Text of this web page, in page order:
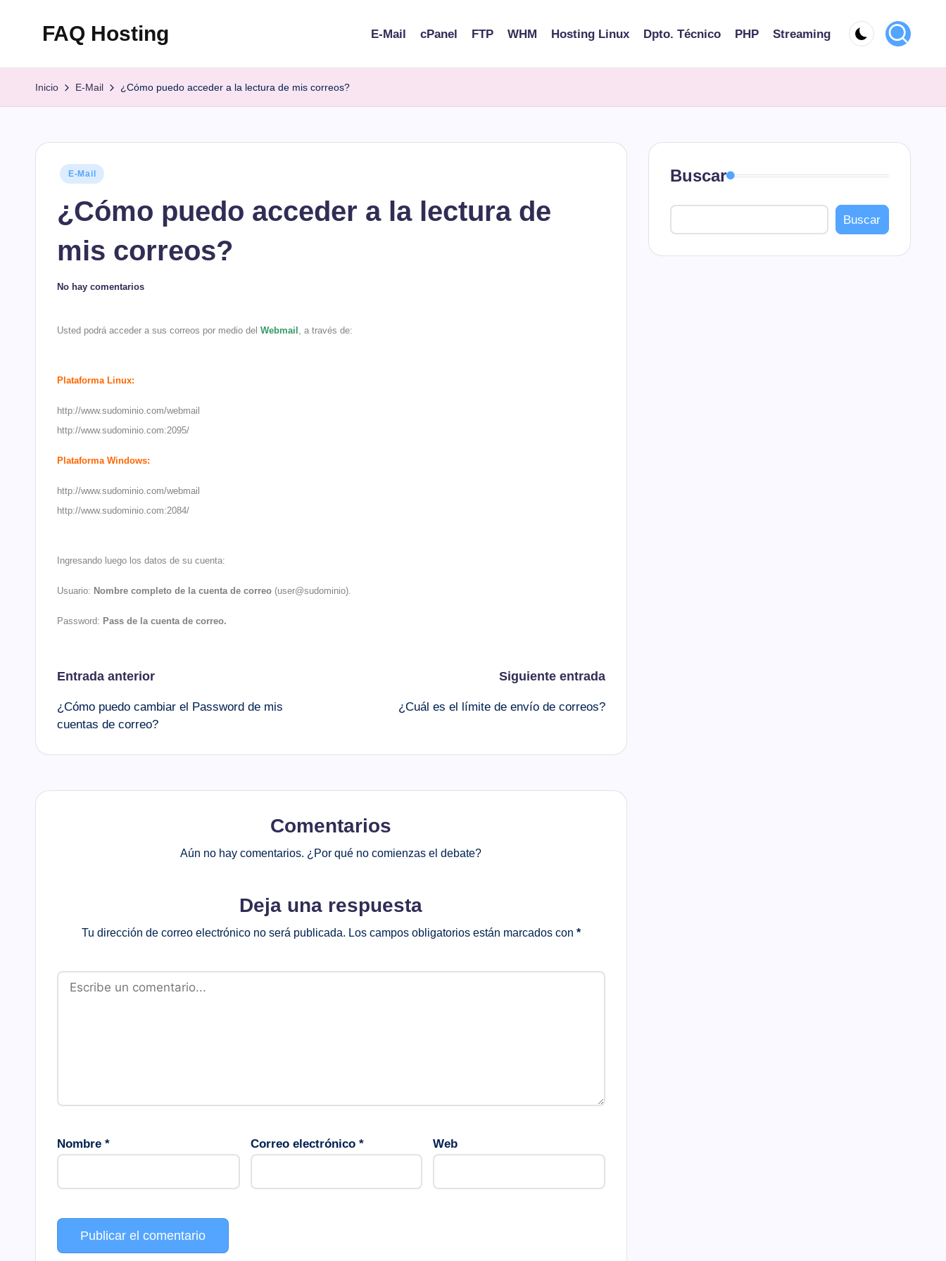
FAQ Hosting
respuestas
tus
preguntas
E-Mail cPanel FTP WHM Hosting Linux Dpto. Técnico PHP Streaming
Inicio E-Mail ¿Cómo puedo acceder a la lectura de mis correos?
Publicado
E-Mail
¿Cómo puedo acceder a la lectura de
mis correos?
No hay comentarios
Usted podrá acceder a sus correos por medio del Webmail , a través de:
Plataforma Linux:
http://www.sudominio.com/webmail
http://www.sudominio.com:2095/
Plataforma Windows:
http://www.sudominio.com/webmail
http://www.sudominio.com:2084/
Ingresando luego los datos de su cuenta:
Usuario: Nombre completo de la cuenta de correo (user@sudominio).
Password: Pass de la cuenta de correo.
Navegación
de
entradas
Entrada anterior
¿Cómo puedo cambiar el Password de mis
cuentas de correo?
Siguiente entrada
¿Cuál es el límite de envío de correos?
Comentarios
Aún no hay comentarios. ¿Por qué no comienzas el debate?
Deja una respuesta
Tu dirección de correo electrónico no será publicada. Los campos obligatorios están marcados con *
Nombre * Correo electrónico * Web
Buscar
Buscar